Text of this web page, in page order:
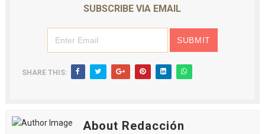
SUBSCRIBE VIA EMAIL
SHARE THIS:
About Redacción